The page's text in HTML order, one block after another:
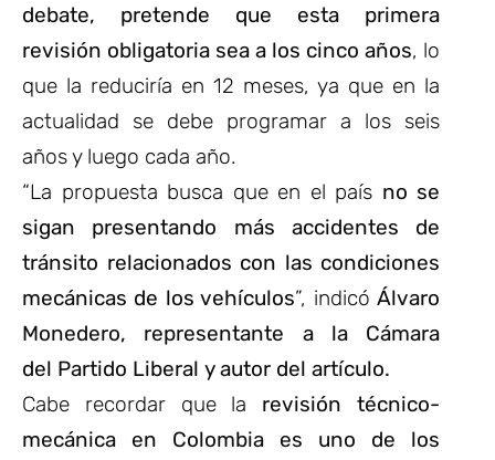
debate, pretende que esta primera
revisión obligatoria sea a los cinco años, lo
que la reduciría en 12 meses, ya que en la
actualidad se debe programar a los seis
años y luego cada año.
“La propuesta busca que en el país no se
sigan presentando más accidentes de
tránsito relacionados con las condiciones
mecánicas de los vehículos”, indicóÁlvaro
Monedero, representante a la Cámara
del Partido Liberal y autor del artículo.
Cabe recordar que la revisión técnico-
mecánica en Colombia es uno de los